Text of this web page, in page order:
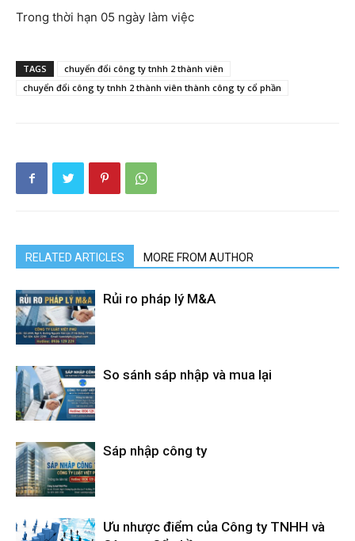
Trong thời hạn 05 ngày làm việc
TAGS
chuyển đổi công ty tnhh 2 thành viên
chuyển đổi công ty tnhh 2 thành viên thành công ty cổ phần
RELATED ARTICLES MORE FROM AUTHOR
Rủi ro pháp lý M&A
So sánh sáp nhập và mua lại
Sáp nhập công ty
Ưu nhược điểm của Công ty TNHH và